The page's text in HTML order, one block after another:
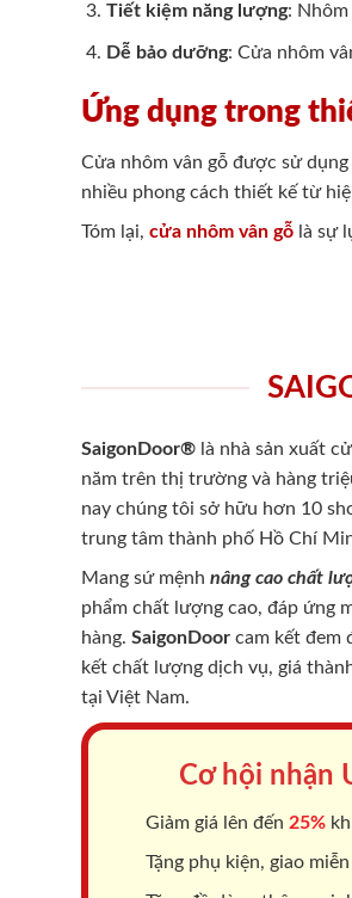
Tiết kiệm năng lượng: Nhôm
Dễ bảo dưỡng: Cửa nhôm
Ứng dụng trong
Cửa nhôm vân gỗ được sử
nhiều phong cách thiết kế từ
Tóm lại, cửa nhôm vân gỗ là sự
SaigonDoor® là nhà sản xuất
năm trên thị trường và hàng
nay chúng tôi sở hữu hơn 10
trung tâm thành phố Hồ Chí
Mang sứ mệnh nâng cao chất
phẩm chất lượng cao, đáp ứng
hàng. SaigonDoor cam kết đem
kết chất lượng dịch vụ, giá
tại Việt Nam.
Cơ hội nhận
Giảm giá lên đến 25%
Tặng phụ kiện, giao